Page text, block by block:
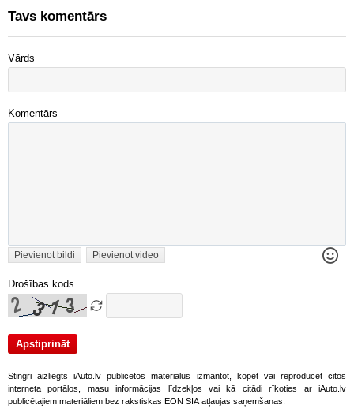
Tavs komentārs
Vārds
Komentārs
Pievienot bildi Pievienot video
Drošības kods
Stingri aizliegts iAuto.lv publicētos materiālus izmantot, kopēt vai reproducēt citos
interneta portālos, masu informācijas līdzekļos vai kā citādi rīkoties ar iAuto.lv
publicētajiem materiāliem bez rakstiskas EON SIA atļaujas saņemšanas.